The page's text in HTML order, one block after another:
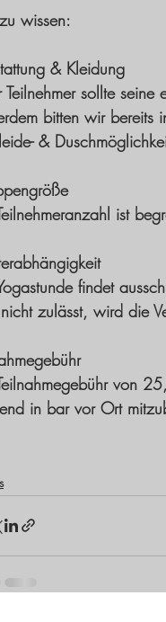
wissen:
& Kleidung
Teilnehmer sollte
bitten wir bereits
&
ist
findet
zulässt, wird die
von
in bar vor Ort